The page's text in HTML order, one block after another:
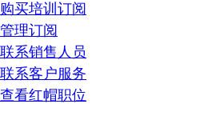
购买培训订阅
管理订阅
联系销售人员
联系客户服务
查看红帽职位